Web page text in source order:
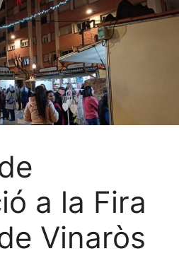
a la Fira
Vinaròs